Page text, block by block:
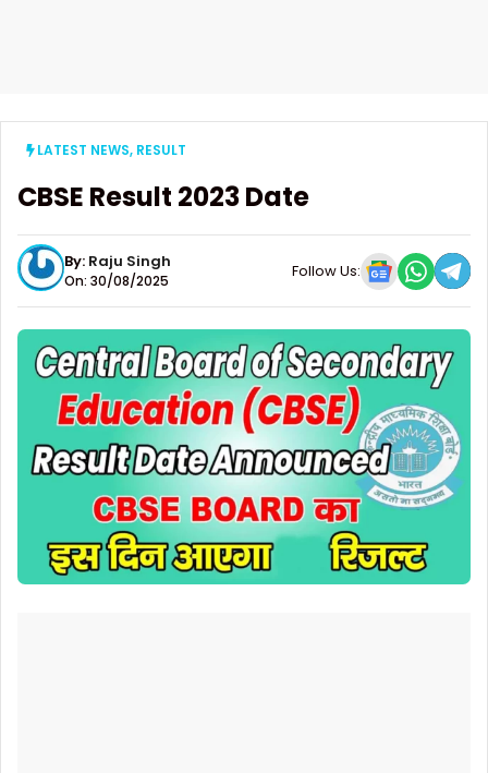
LATEST NEWS, RESULT
CBSE Result 2023 Date
By: Raju Singh
On: 30/08/2025 Follow Us: